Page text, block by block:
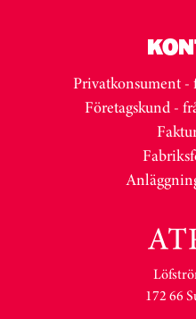
Privatkonsument
Företagskund -
172 66